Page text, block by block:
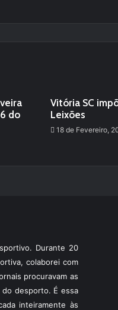
do
Vitória SC
Leixões
18 de Fevereiro,
Durante 20
colaborei com
procuravam as
do desporto. É essa
inteiramente às